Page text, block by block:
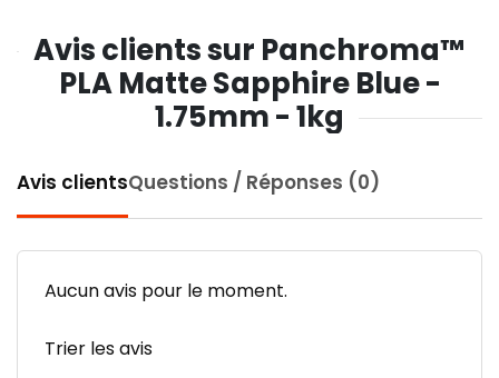
Avis clients sur Panchroma™
PLA Matte Sapphire Blue -
1.75mm - 1kg
Avis clientsQuestions / Réponses (0)
Aucun avis pour le moment.
Trier les avis